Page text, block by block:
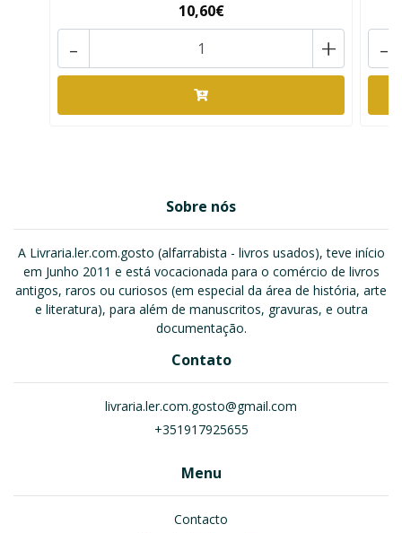
10,60€
+
- -
Sobre nós
A Livraria.ler.com.gosto (alfarrabista - livros usados), teve início
em Junho 2011 e está vocacionada para o comércio de livros
antigos, raros ou curiosos (em especial da área de história, arte
e literatura), para além de manuscritos, gravuras, e outra
documentação.
Contato
livraria.ler.com.gosto@gmail.com
+351917925655
Menu
Contacto